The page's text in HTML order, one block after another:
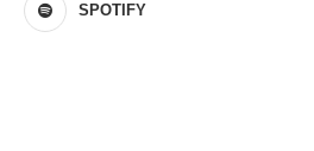
SPOTIFY